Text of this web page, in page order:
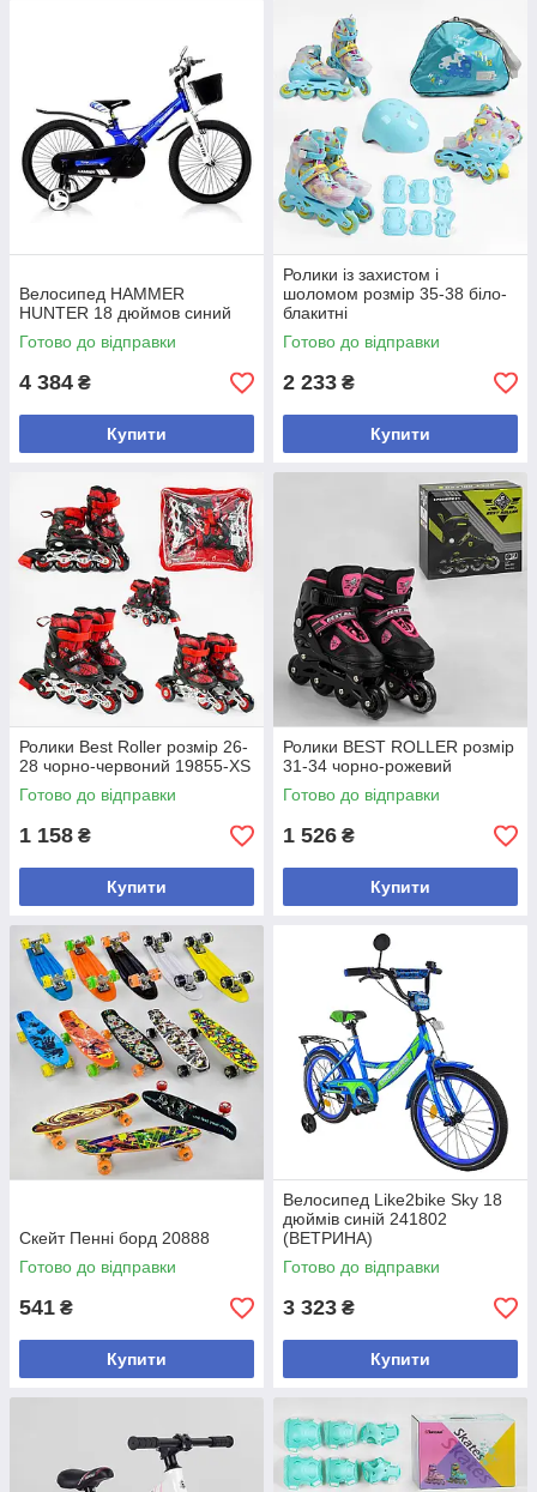
Велосипед HAMMER
HUNTER 18 дюймов синий
Готово до відправки
4 384 ₴
Купити
Ролики із захистом і
шоломом розмір 35-38 біло-
блакитні
Готово до відправки
2 233 ₴
Купити
Ролики Best Roller розмір 26-
28 чорно-червоний 19855-XS
Готово до відправки
1 158 ₴
Купити
Ролики BEST ROLLER розмір
31-34 чорно-рожевий
Готово до відправки
1 526 ₴
Купити
Скейт Пенні борд 20888
Готово до відправки
541 ₴
Купити
Велосипед Like2bike Sky 18
дюймів синій 241802
(ВЕТРИНА)
Готово до відправки
3 323 ₴
Купити